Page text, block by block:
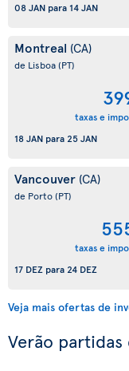
08 JAN para 14 JAN
Montreal (CA)
de Lisboa(PT)
taxas e
18 JAN para25 JAN
Vancouver (CA)
de Porto(PT)
taxas e
17 DEZ para24 DEZ
Veja mais ofertas de
Verão partidas